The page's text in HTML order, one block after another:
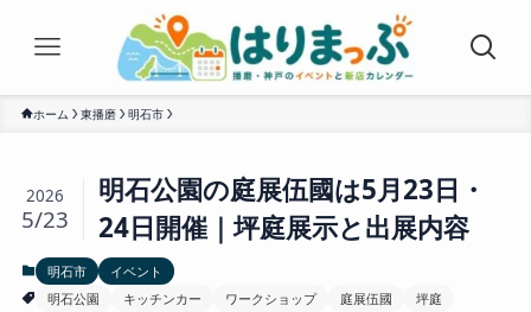
ホーム 東播磨 明石市
明石公園の庭展伍國は5月23日・
24日開催｜坪庭展示と出展内容
2026
5/23
明石市
イベント
明石公園
キッチンカー ワークショップ 庭展伍國 坪庭